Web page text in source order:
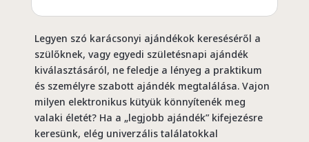
Legyen szó karácsonyi ajándékok kereséséről a
szülőknek, vagy egyedi születésnapi ajándék
kiválasztásáról, ne feledje a lényeg a praktikum
és személyre szabott ajándék megtalálása. Vajon
milyen elektronikus kütyük könnyítenék meg
valaki életét? Ha a „legjobb ajándék” kifejezésre
keresünk, elég univerzális találatokkal